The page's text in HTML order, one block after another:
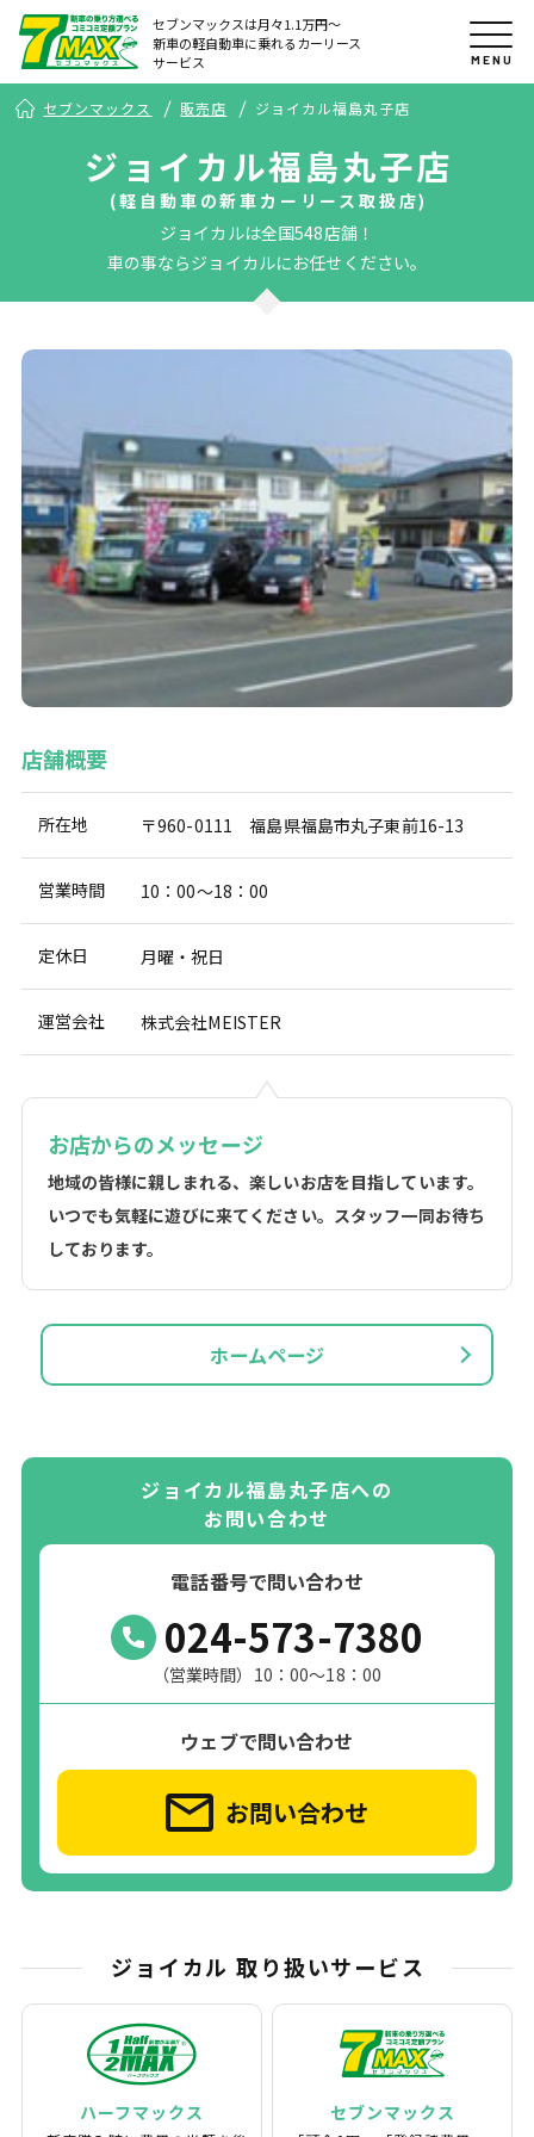
セブンマックスは月々1.1万円〜
新車の軽自動車に乗れるカーリース
サービス
MENU
セブンマックス 販売店 ジョイカル福島丸子店
ジョイカル福島丸子店
(軽自動車の新車カーリース取扱店)
ジョイカルは全国548店舗！
車の事ならジョイカルにお任せください。
ホームページ
店舗概要
所在地 〒960-0111 福島県福島市丸子東前16-13
営業時間 10：00～18：00
定休日 月曜・祝日
運営会社 株式会社MEISTER
お店からのメッセージ
地域の皆様に親しまれる、楽しいお店を目指しています。
いつでも気軽に遊びに来てください。スタッフ一同お待ち
しております。
ジョイカル福島丸子店への
お問い合わせ
電話番号で問い合わせ
024-573-7380
（営業時間）10：00～18：00
ウェブで問い合わせ
お問い合わせ
ジョイカル 取り扱いサービス
ハーフマックス セブンマックス